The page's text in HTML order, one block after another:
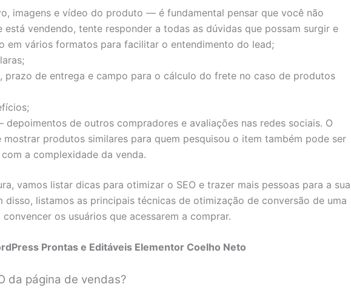
imagens e vídeo do produto — é fundamental pensar que você não
está vendendo, tente responder a todas as dúvidas que possam surgir e
em vários formatos para facilitar o entendimento do lead;
prazo de entrega e campo para o cálculo do frete no caso de produtos
de outros compradores e avaliações nas redes sociais. O
mostrar produtos similares para quem pesquisou o item também pode ser
a complexidade da venda.
vamos listar dicas para otimizar o SEO e trazer mais pessoas para a sua
disso, listamos as principais técnicas de otimização de conversão de uma
os usuários que acessarem a comprar.
Prontas e Editáveis Elementor Coelho Neto
da página de vendas?